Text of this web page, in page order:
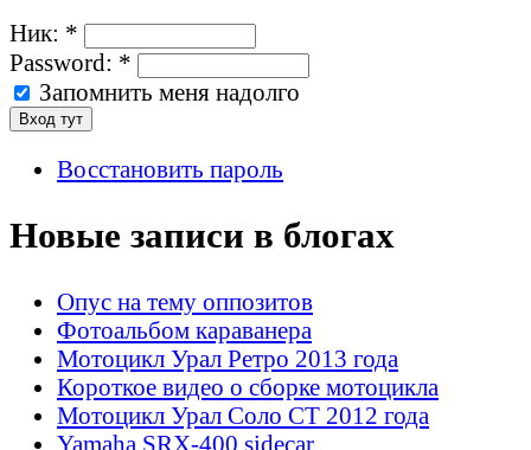
Ник: *
Password: *
Запомнить меня надолго
Восстановить пароль
Новые записи в блогах
Опус на тему оппозитов
Фотоальбом караванера
Мотоцикл Урал Ретро 2013 года
Короткое видео о сборке мотоцикла
Мотоцикл Урал Соло СТ 2012 года
Yamaha SRX-400 sidecar